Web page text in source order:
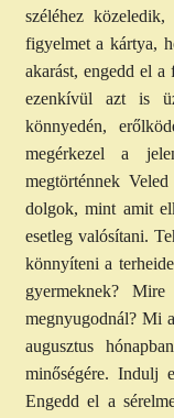
széléhez
figyelmet a kártya,
akarást, engedd el
ezenkívül azt is
könnyedén,
megérkezel a
megtörténnek
dolgok, mint amit
esetleg valósítani.
könnyíteni a
gyermeknek?
megnyugodnál? Mi
augusztus
minőségére. Indulj
Engedd el a